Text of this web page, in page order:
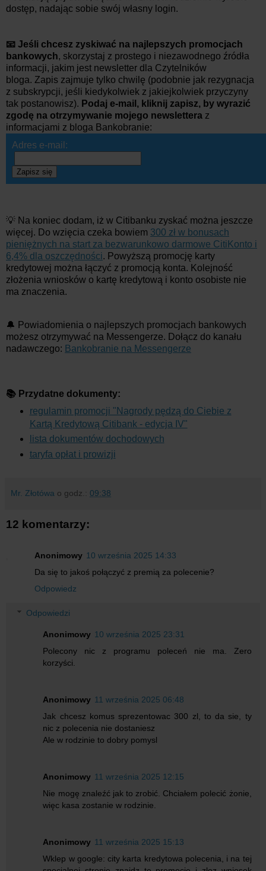
dostęp, nadając sobie swój własny login.
📧 Jeśli chcesz zyskiwać na najlepszych promocjach
bankowych, skorzystaj z prostego i niezawodnego źródła
informacji, jakim jest newsletter dla Czytelników
bloga. Zapis zajmuje tylko chwilę (podobnie jak rezygnacja
z subskrypcji, jeśli kiedykolwiek z jakiejkolwiek przyczyny
tak postanowisz). Podaj e-mail, kliknij zapisz, by wyrazić
zgodę na otrzymywanie mojego newslettera z
informacjami z bloga Bankobranie:
Adres e-mail:
Zapisz się
💡 Na koniec dodam, iż w Citibanku zyskać można jeszcze
więcej. Do wzięcia czeka bowiem 300 zł w bonusach
pieniężnych na start za bezwarunkowo darmowe CitiKonto i
6,4% dla oszczędności. Powyższą promocję karty
kredytowej można łączyć z promocją konta. Kolejność
złożenia wniosków o kartę kredytową i konto osobiste nie
ma znaczenia.
🔔 Powiadomienia o najlepszych promocjach bankowych
możesz otrzymywać na Messengerze. Dołącz do kanału
nadawczego: Bankobranie na Messengerze
📚 Przydatne dokumenty:
regulamin promocji "Nagrody pędzą do Ciebie z
Kartą Kredytową Citibank - edycja IV"
lista dokumentów dochodowych
taryfa opłat i prowizji
Mr. Złotówa o godz.: 09:38
12 komentarzy:
Anonimowy 10 września 2025 14:33
Da się to jakoś połączyć z premią za polecenie?
Odpowiedz
Odpowiedzi
Anonimowy 10 września 2025 23:31
Polecony nic z programu poleceń nie ma. Zero
korzyści.
Anonimowy 11 września 2025 06:48
Jak chcesz komus sprezentowac 300 zl, to da sie, ty
nic z polecenia nie dostaniesz
Ale w rodzinie to dobry pomysl
Anonimowy 11 września 2025 12:15
Nie mogę znaleźć jak to zrobić. Chciałem polecić żonie,
więc kasa zostanie w rodzinie.
Anonimowy 11 września 2025 15:13
Wklep w google: city karta kredytowa polecenia, i na tej